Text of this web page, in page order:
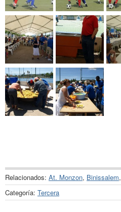
Relacionados: At. Monzon, Binissalem,
Categoría: Tercera